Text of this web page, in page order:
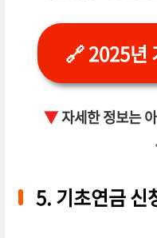
🔗 2025년
▼자세한 정보는
5. 기초연금 신